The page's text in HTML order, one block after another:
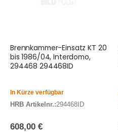
Brennkammer-Einsatz KT 20
bis 1986/04, Interdomo,
294468 294468ID
In Kürze verfügbar
HRB Artikelnr.:294468ID
608,00 €